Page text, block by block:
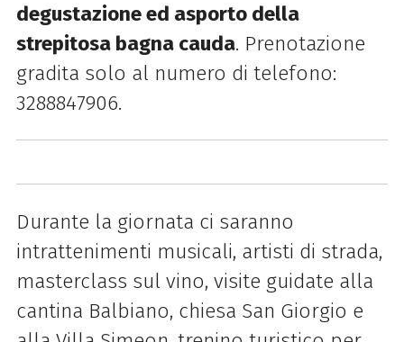
degustazione ed asporto della
strepitosa bagna cauda. Prenotazione
gradita solo al numero di telefono:
3288847906.
Durante la giornata ci saranno
intrattenimenti musicali, artisti di strada,
masterclass sul vino, visite guidate alla
cantina Balbiano, chiesa San Giorgio e